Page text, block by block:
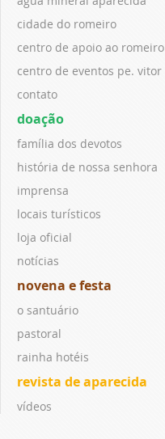
cidade do romeiro
centro de apoio ao romeiro
centro de eventos pe. vitor
contato
doação
família dos devotos
história de nossa senhora
imprensa
locais turísticos
loja oficial
notícias
novena e festa
o santuário
pastoral
rainha hotéis
revista de aparecida
vídeos